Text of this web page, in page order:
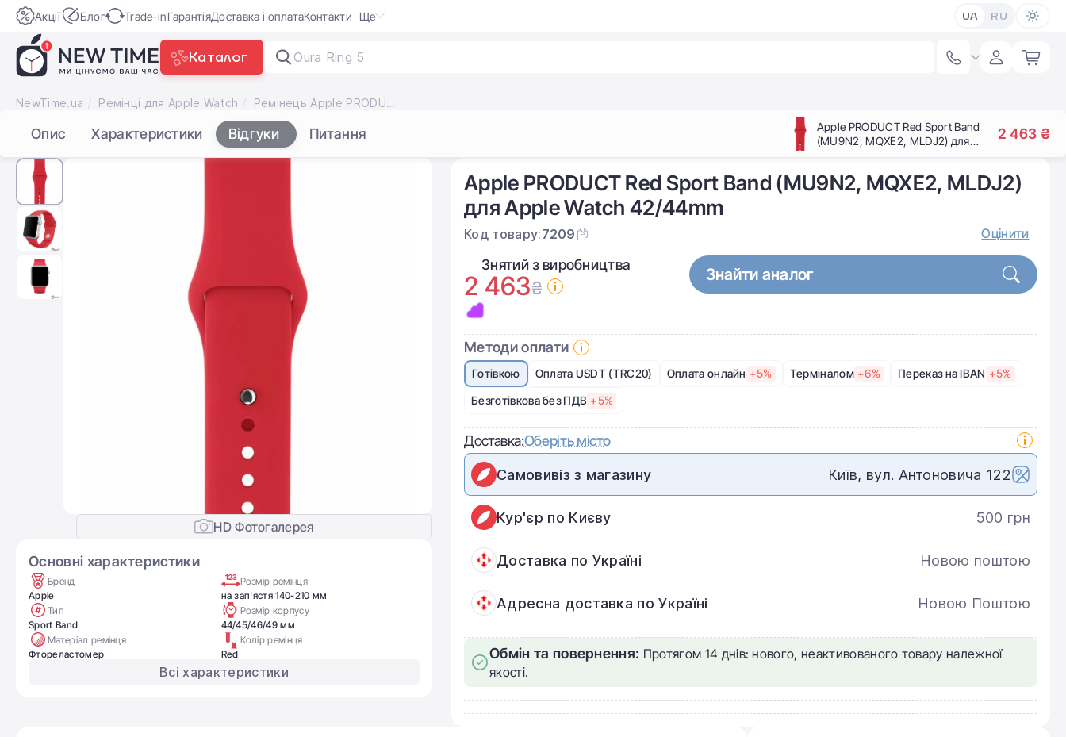
Акції Блог Trade-inГарантіяДоставка і оплатаКонтакти Ще UA RU
Каталог Oura Ring 5
NewTime.ua Ремінці для Apple Watch Ремінець Apple PRODUCT Red Sport Band (MU9N2, MQXE2, MLDJ2) для Apple Watch 44/45/46/49mm
Опис Характеристики Відгуки Питання
Apple PRODUCT Red Sport Band
(MU9N2, MQXE2, MLDJ2) для
2 463 ₴
Apple PRODUCT Red Sport Band (MU9N2, MQXE2, MLDJ2)
для Apple Watch 42/44mm
Код товару:7209 Оцінити
Знятий з виробництва
2 463₴
Знайти аналог
Методи оплати
Готівкою Оплата USDT (TRC20) Оплата онлайн +5% Терміналом +6% Переказ на IBAN +5%
Безготівкова без ПДВ +5%
Доставка:Оберіть місто
Самовивіз з магазину Київ, вул. Антоновича 122
Кур'єр по Києву 500 грн
Доставка по Україні Новою поштою
Адресна доставка по Україні Новою Поштою
Обмін та повернення: Протягом 14 днів: нового, неактивованого товару належної
якості.
HD Фотогалерея
Основні характеристики
Бренд
Apple
Розмір ремінця
на зап'ястя 140-210 мм
Тип
Sport Band
Розмір корпусу
44/45/46/49 мм
Матеріал ремінця
Фтореластомер
Колір ремінця
Red
Всі характеристики